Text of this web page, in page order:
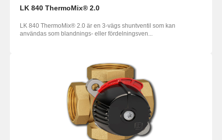
LK 840 ThermoMix® 2.0
LK 840 ThermoMix® 2.0 är en 3-vägs shuntventil som kan
användas som blandnings- eller fördelningsven...